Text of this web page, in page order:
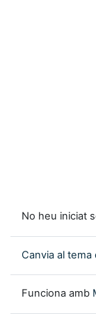
No heu iniciat
Canvia al tema
Funciona amb